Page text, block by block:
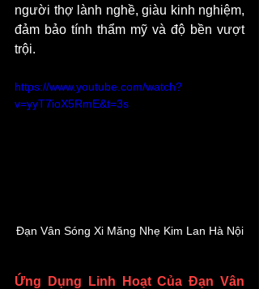
người thợ lành nghề, giàu kinh nghiệm,
đảm bảo tính thẩm mỹ và độ bền vượt
trội.
https://www.youtube.com/watch?
v=yyT7ioX5RmE&t=3s
Đạn Vân Sóng Xi Măng Nhẹ Kim Lan Hà Nội
Ứng Dụng Linh Hoạt Của Đạn Vân